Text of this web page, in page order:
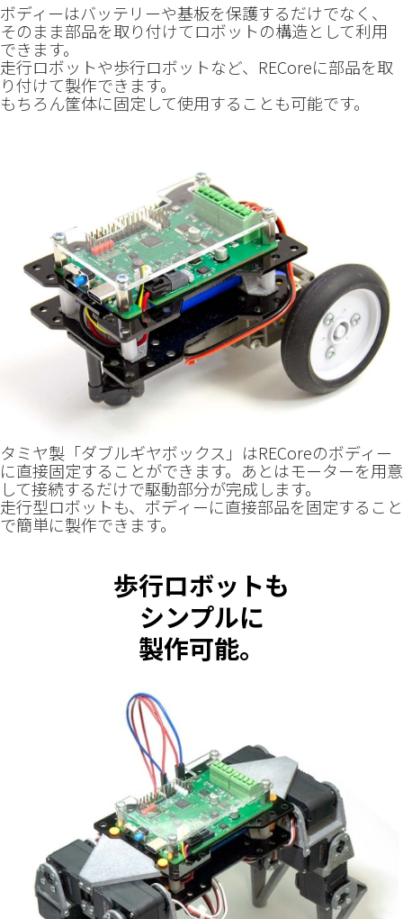
ボディーはバッテリーや基板を保護するだけでなく、
そのまま部品を取り付けてロボットの構造として利用
できます。
走行ロボットや歩行ロボットなど、RECoreに部品を取
り付けて製作できます。
もちろん筐体に固定して使用することも可能です。
タミヤ製「ダブルギヤボックス」はRECoreのボディー
に直接固定することができます。あとはモーターを用意
して接続するだけで駆動部分が完成します。
走行型ロボットも、ボディーに直接部品を固定すること
で簡単に製作できます。
歩行ロボットも
シンプルに
製作可能。